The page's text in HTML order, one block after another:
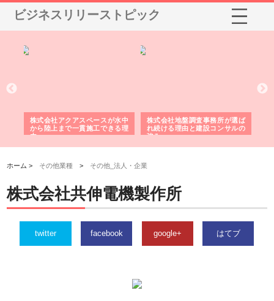
ビジネスリリーストピック
株式会社アクアスペースが水中
から陸上まで一貫施工できる理
由
株式会社地盤調査事務所が選ば
れ続ける理由と建設コンサルの
強み
ホーム > その他業種 > その他_法人・企業
株式会社共伸電機製作所
twitter facebook google+ はてブ